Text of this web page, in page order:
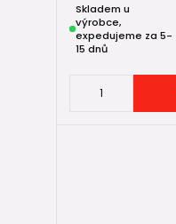
Skladem u
výrobce,
expedujeme za 5-
15 dnů